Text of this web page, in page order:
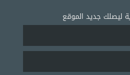
ليصلك جديد الموقع